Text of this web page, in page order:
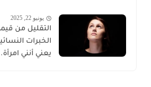
يونيو 22, 2025
التقليل من
الخبرات
يعني أنني